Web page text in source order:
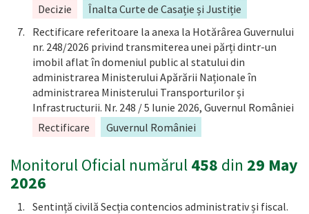
Decizie
Înalta Curte de Casație și Justiție
Rectificare referitoare la anexa la Hotărârea Guvernului
nr. 248/2026 privind transmiterea unei părți dintr-un
imobil aflat în domeniul public al statului din
administrarea Ministerului Apărării Naționale în
administrarea Ministerului Transporturilor și
Infrastructurii. Nr. 248 / 5 Iunie 2026, Guvernul României
Rectificare
Guvernul României
Monitorul Oficial numărul458 din 29 May
2026
Sentință civilă Secția contencios administrativ și fiscal.